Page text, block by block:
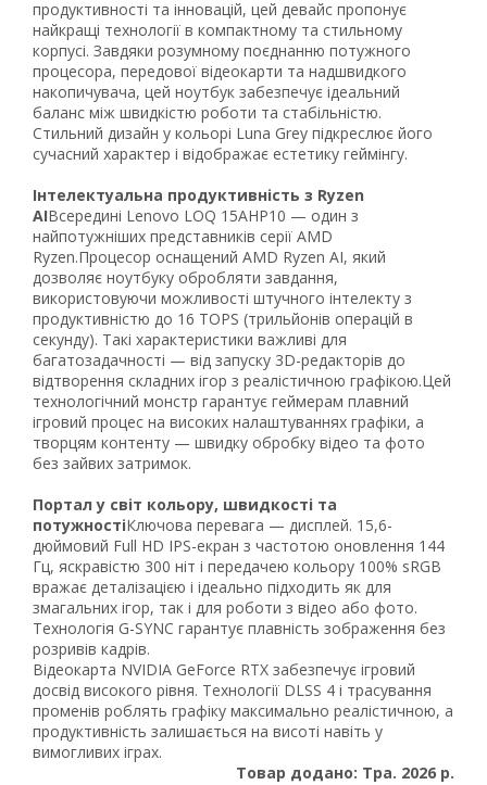
Рейтинг EXE.ua:4.6
974
21
63
продуктивності та інновацій, цей девайс пропонує
найкращі технології в компактному та стильному
корпусі. Завдяки розумному поєднанню потужного
процесора, передової відеокарти та надшвидкого
накопичувача, цей ноутбук забезпечує ідеальний
баланс між швидкістю роботи та стабільністю.
Стильний дизайн у кольорі Luna Grey підкреслює його
сучасний характер і відображає естетику геймінгу.
Інтелектуальна продуктивність з Ryzen
AIВсередині Lenovo LOQ 15AHP10 — один з
найпотужніших представників серії AMD
Ryzen.Процесор оснащений AMD Ryzen AI, який
дозволяє ноутбуку обробляти завдання,
використовуючи можливості штучного інтелекту з
продуктивністю до 16 TOPS (трильйонів операцій в
секунду). Такі характеристики важливі для
багатозадачності — від запуску 3D-редакторів до
відтворення складних ігор з реалістичною графікою.Цей
технологічний монстр гарантує геймерам плавний
ігровий процес на високих налаштуваннях графіки, а
творцям контенту — швидку обробку відео та фото
без зайвих затримок.
Портал у світ кольору, швидкості та
потужностіКлючова перевага — дисплей. 15,6-
дюймовий Full HD IPS-екран з частотою оновлення 144
Гц, яскравістю 300 ніт і передачею кольору 100% sRGB
вражає деталізацією і ідеально підходить як для
змагальних ігор, так і для роботи з відео або фото.
Технологія G-SYNC гарантує плавність зображення без
розривів кадрів.
Відеокарта NVIDIA GeForce RTX забезпечує ігровий
досвід високого рівня. Технології DLSS 4 і трасування
променів роблять графіку максимально реалістичною, а
продуктивність залишається на висоті навіть у
вимогливих іграх.
Товар додано: Тра. 2026 р.